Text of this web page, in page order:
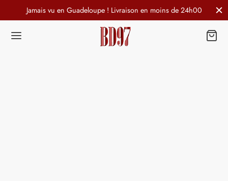
Jamais vu en Guadeloupe ! Livraison en moins de 24h00